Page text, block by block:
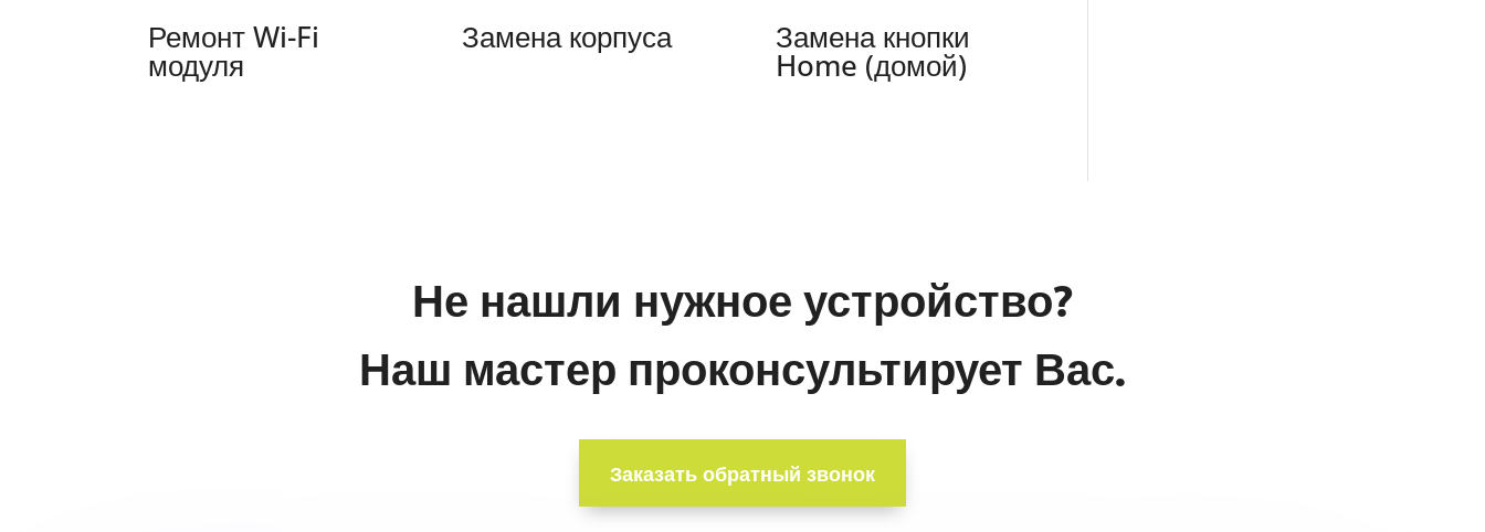
Ремонт Wi-Fi
модуля
Замена корпуса Замена кнопки
Home (домой)
Не нашли нужное устройство?
Наш мастер проконсультирует Вас.
Заказать обратный звонок